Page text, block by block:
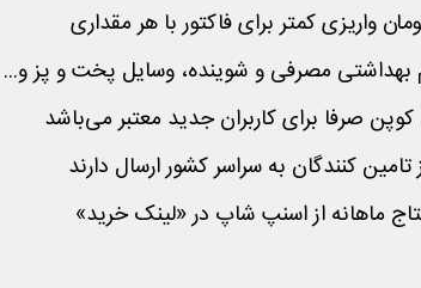
بهداشتی مصرفی و شوینده، وسایل پخت و پز و...
صرفا برای کاربران جدید معتبر می‌باشد
تامین کنندگان به سراسر کشور ارسال دارند
ماهانه از اسنپ شاپ در «لینک خرید»